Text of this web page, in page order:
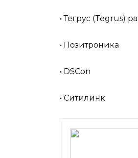
·Тегрус (Tegrus)
· Позитроника
· DSCon
· Ситилинк